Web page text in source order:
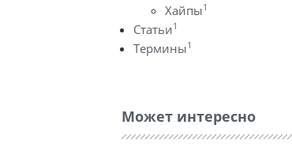
Хайпы1
Статьи1
Термины1
Может интересно